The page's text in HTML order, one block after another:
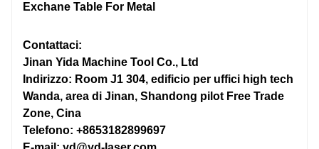
Contattaci:
Jinan Yida Machine Tool Co., Ltd
Indirizzo: Room J1 304, edificio per uffici high tech
Wanda, area di Jinan, Shandong pilot Free Trade
Zone, Cina
Telefono: +8653182899697
1.2 G
4050 kg (1-4 kW)
5300kg（≥6kw）
≈15000 kg